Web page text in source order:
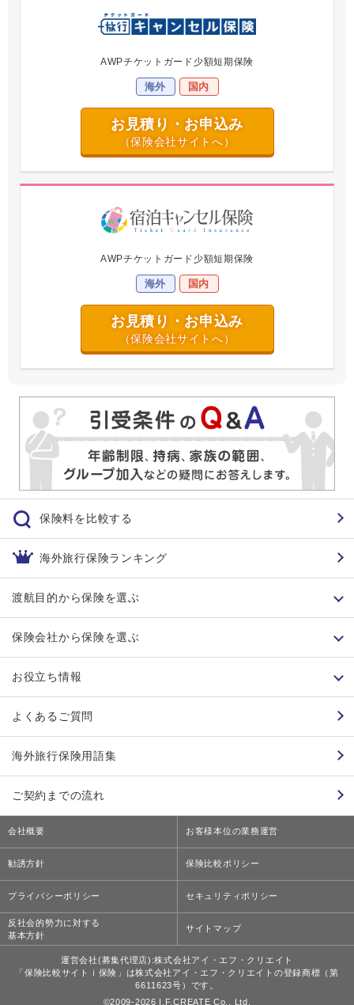
AWPチケットガード 少額短期保険
海外 国内
お見積り・お申込み
（保険会社サイトへ）
AWPチケットガード 少額短期保険
海外 国内
お見積り・お申込み
（保険会社サイトへ）
保険料を比較する
海外旅行保険ランキング
渡航目的から保険を選ぶ
保険会社から保険を選ぶ
お役立ち情報
よくあるご質問
海外旅行保険用語集
ご契約までの流れ
会社概要 お客様本位の業務運営
勧誘方針 保険比較ポリシー
プライバシーポリシー セキュリティポリシー
反社会的勢力に対する
基本方針
サイトマップ
運営会社(募集代理店):株式会社アイ・エフ・クリエイト
「保険比較サイトｉ保険」は株式会社アイ・エフ・クリエイトの登録商標（第
6611623号）です。
©2009-2026 I.F.CREATE Co., Ltd.